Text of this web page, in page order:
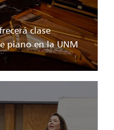
clase
piano en la UNM